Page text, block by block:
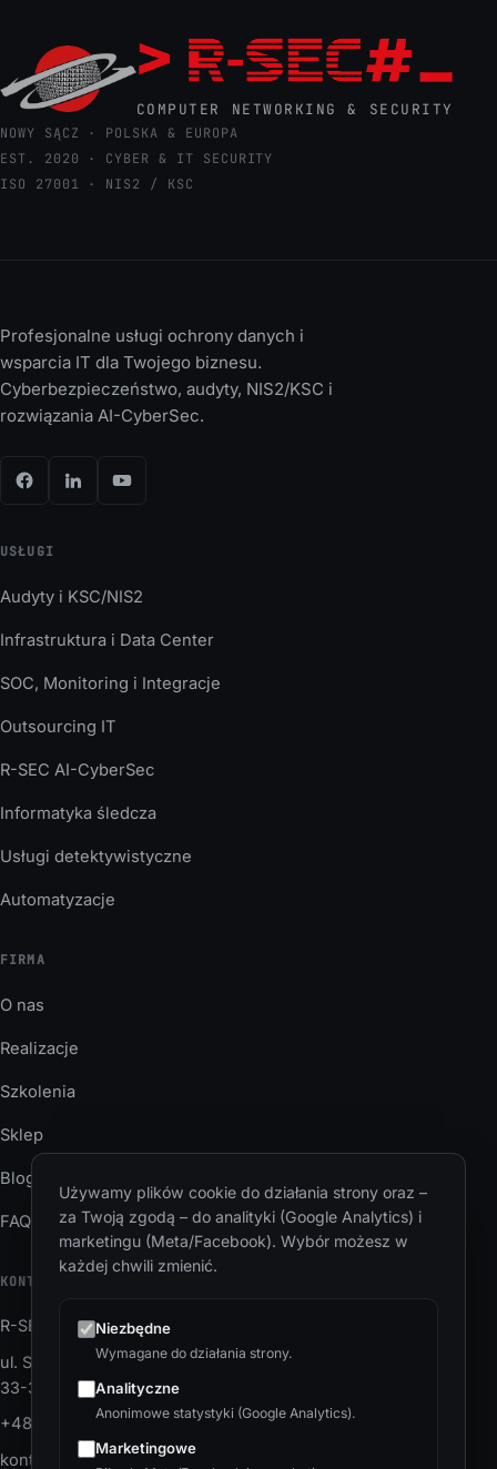
COMPUTER NETWORKING & SECURITY
NOWY SĄCZ · POLSKA & EUROPA
EST. 2020 · CYBER & IT SECURITY
ISO 27001 · NIS2 / KSC
Profesjonalne usługi ochrony danych i
wsparcia IT dla Twojego biznesu.
Cyberbezpieczeństwo, audyty, NIS2/KSC i
rozwiązania AI-CyberSec.
USŁUGI
Audyty i KSC/NIS2
Infrastruktura i Data Center
SOC, Monitoring i Integracje
Outsourcing IT
R-SEC AI-CyberSec
Informatyka śledcza
Usługi detektywistyczne
Automatyzacje
FIRMA
O nas
Realizacje
Szkolenia
Sklep
Blog
FAQ
KONTAKT
R-SEC Sp. z o.o.
ul. Stanisława Wyspiańskiego 22
33-300 Nowy Sącz
+48 883 037 627
kontakt@team.r-sec.pl
Używamy plików cookie do działania strony oraz –
za Twoją zgodą – do analityki (Google Analytics) i
marketingu (Meta/Facebook). Wybór możesz w
każdej chwili zmienić.
Niezbędne
Wymagane do działania strony.
Analityczne
Anonimowe statystyki (Google Analytics).
Marketingowe